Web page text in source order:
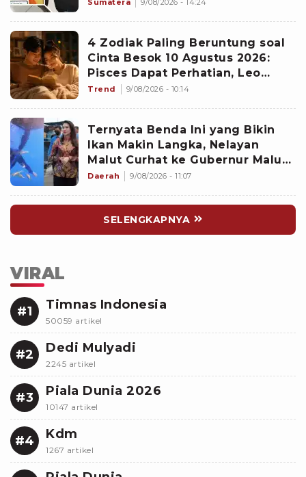
Sumatera 9/08/2026 - 14:24
4 Zodiak Paling Beruntung soal
Cinta Besok 10 Agustus 2026:
Pisces Dapat Perhatian, Leo
Makin Dekat dengan Si Dia
Trend 9/08/2026 - 10:14
Ternyata Benda Ini yang Bikin
Ikan Makin Langka, Nelayan
Malut Curhat ke Gubernur Malut
Sherly Tjoanda soal Rumpon
Daerah 9/08/2026 - 11:07
SELENGKAPNYA
VIRAL
#1 Timnas Indonesia
50059 artikel
#2 Dedi Mulyadi
2245 artikel
#3 Piala Dunia 2026
10147 artikel
#4 Kdm
1267 artikel